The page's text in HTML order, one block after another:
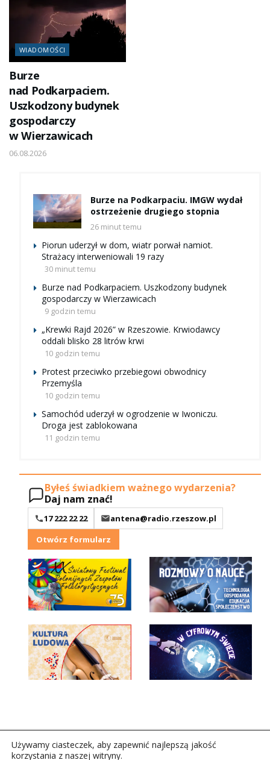
WIADOMOŚCI
Burze
nad Podkarpaciem.
Uszkodzony budynek
gospodarczy
w Wierzawicach
06.08.2026
Burze na Podkarpaciu. IMGW wydał
ostrzeżenie drugiego stopnia
26 minut temu
Piorun uderzył w dom, wiatr porwał namiot.
Strażacy interweniowali 19 razy
30 minut temu
Burze nad Podkarpaciem. Uszkodzony budynek
gospodarczy w Wierzawicach
9 godzin temu
„Krewki Rajd 2026” w Rzeszowie. Krwiodawcy
oddali blisko 28 litrów krwi
10 godzin temu
Protest przeciwko przebiegowi obwodnicy
Przemyśla
10 godzin temu
Samochód uderzył w ogrodzenie w Iwoniczu.
Droga jest zablokowana
11 godzin temu
Byłeś świadkiem ważnego wydarzenia?
Daj nam znać!
17 222 22 22
antena@radio.rzeszow.pl
Otwórz formularz
Używamy ciasteczek, aby zapewnić najlepszą jakość
korzystania z naszej witryny.